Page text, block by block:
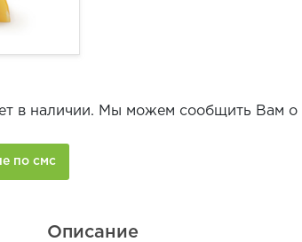
в наличии. Мы можем сообщить Вам о
Описание